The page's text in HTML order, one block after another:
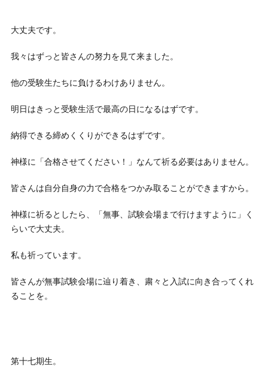
大丈夫です。
我々はずっと皆さんの努力を見て来ました。
他の受験生たちに負けるわけありません。
明日はきっと受験生活で最高の日になるはずです。
納得できる締めくくりができるはずです。
神様に「合格させてください！」なんて祈る必要はありません。
皆さんは自分自身の力で合格をつかみ取ることができますから。
神様に祈るとしたら、「無事、試験会場まで行けますように」く
らいで大丈夫。
私も祈っています。
皆さんが無事試験会場に辿り着き、粛々と入試に向き合ってくれ
ることを。
第十七期生。